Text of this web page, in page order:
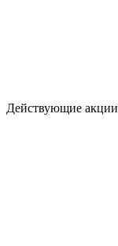
Действующие акции